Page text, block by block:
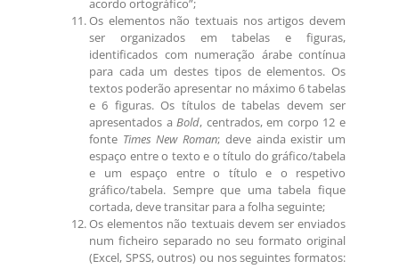
acordo ortográfico”;
Os elementos não textuais nos artigos devem
ser organizados em tabelas e figuras,
identificados com numeração árabe contínua
para cada um destes tipos de elementos. Os
textos poderão apresentar no máximo 6 tabelas
e 6 figuras. Os títulos de tabelas devem ser
apresentados aBold, centrados, em corpo 12 e
fonte Times NewRoman; deve ainda existir um
espaço entre o texto e o título do gráfico/tabela
e um espaço entre o título e o respetivo
gráfico/tabela. Sempre que uma tabela fique
cortada, deve transitar para a folha seguinte;
Os elementos não textuais devem ser enviados
num ficheiro separado no seu formato original
(Excel, SPSS, outros) ou nos seguintes formatos: